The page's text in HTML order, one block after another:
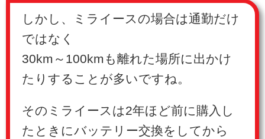
しかし、ミライースの場合は通勤だけ
ではなく
30km～100kmも離れた場所に出かけ
たりすることが多いですね。
そのミライースは2年ほど前に購入し
たときにバッテリー交換をしてから